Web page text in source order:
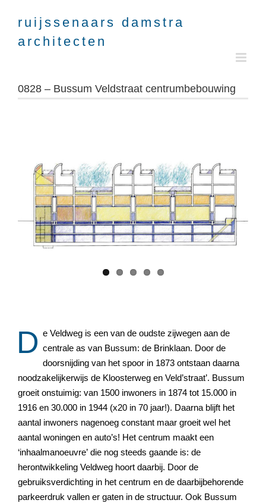
content
0828 – Bussum Veldstraat centrumbebouwing
D e Veldweg is een van de oudste zijwegen aan de
centrale as van Bussum: de Brinklaan. Door de
doorsnijding van het spoor in 1873 ontstaan daarna
noodzakelijkerwijs de Kloosterweg en Veld’straat’. Bussum
groeit onstuimig: van 1500 inwoners in 1874 tot 15.000 in
1916 en 30.000 in 1944 (x20 in 70 jaar!). Daarna blijft het
aantal inwoners nagenoeg constant maar groeit wel het
aantal woningen en auto’s! Het centrum maakt een
‘inhaalmanoeuvre’ die nog steeds gaande is: de
herontwikkeling Veldweg hoort daarbij. Door de
gebruiksverdichting in het centrum en de daarbijbehorende
parkeerdruk vallen er gaten in de structuur. Ook Bussum